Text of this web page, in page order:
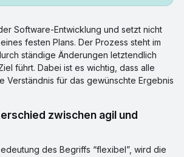
Software-Entwicklung und setzt nicht
festen Plans. Der Prozess steht im
ständige Änderungen letztendlich
führt. Dabei ist es wichtig, dass alle
Verständnis für das gewünschte Ergebnis
des Begriffs “flexibel”, wird die